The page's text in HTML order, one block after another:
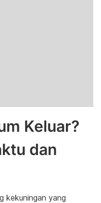
Keluar?
dan
kekuningan yang